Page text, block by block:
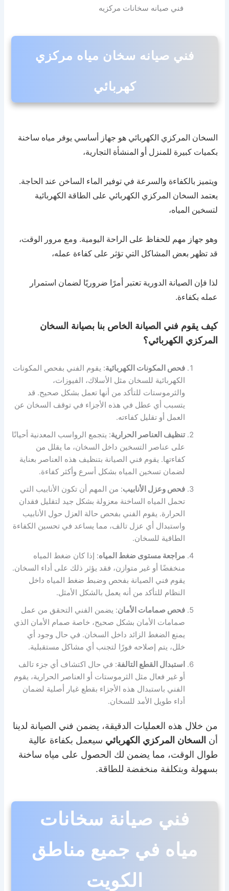
فني صيانه سخانات مركزيه
فني صيانه سخان مياه مركزي
كهربائي
السخان المركزي الكهربائي هو جهاز أساسي يوفر مياه ساخنة
بكميات كبيرة للمنزل أو المنشأة التجارية،
ويتميز بالكفاءة والسرعة في توفير الماء الساخن عند الحاجة.
يعتمد السخان المركزي الكهربائي على الطاقة الكهربائية
لتسخين المياه،
وهو جهاز مهم للحفاظ على الراحة اليومية. ومع مرور الوقت،
قد تظهر بعض المشاكل التي تؤثر على كفاءة عمله،
لذا فإن الصيانة الدورية تعتبر أمرًا ضروريًا لضمان استمرار
عمله بكفاءة.
كيف يقوم فني الصيانة الخاص بنا بصيانة السخان
المركزي الكهربائي؟
فحص المكونات الكهربائية: يقوم الفني بفحص المكونات
الكهربائية للسخان مثل الأسلاك، الفيوزات،
والثرموستات للتأكد من أنها تعمل بشكل صحيح. قد
يتسبب أي عطل في هذه الأجزاء في توقف السخان عن
العمل أو تقليل كفاءته.
تنظيف العناصر الحرارية: يتجمع الرواسب المعدنية أحيانًا
على عناصر التسخين داخل السخان، ما يقلل من
كفاءتها. يقوم فني الصيانة بتنظيف هذه العناصر بعناية
لضمان تسخين المياه بشكل أسرع وأكثر كفاءة.
فحص وعزل الأنابيب: من المهم أن تكون الأنابيب التي
تحمل المياه الساخنة معزولة بشكل جيد لتقليل فقدان
الحرارة. يقوم الفني بفحص حالة العزل حول الأنابيب
واستبدال أي عزل تالف، مما يساعد في تحسين الكفاءة
الطاقية للسخان.
مراجعة مستوى ضغط المياه: إذا كان ضغط المياه
منخفضًا أو غير متوازن، فقد يؤثر ذلك على أداء السخان.
يقوم فني الصيانة بفحص وضبط ضغط المياه داخل
النظام للتأكد من أنه يعمل بالشكل الأمثل.
فحص صمامات الأمان: يضمن الفني التحقق من عمل
صمامات الأمان بشكل صحيح، خاصة صمام الأمان الذي
يمنع الضغط الزائد داخل السخان. في حال وجود أي
خلل، يتم إصلاحه فورًا لتجنب أي مشاكل مستقبلية.
استبدال القطع التالفة: في حال اكتشاف أي جزء تالف
أو غير فعال مثل الثرموستات أو العناصر الحرارية، يقوم
الفني باستبدال هذه الأجزاء بقطع غيار أصلية لضمان
أداء طويل الأمد للسخان.
من خلال هذه العمليات الدقيقة، يضمن فني الصيانة لدينا
أن السخان المركزي الكهربائي سيعمل بكفاءة عالية
طوال الوقت، مما يضمن لك الحصول على مياه ساخنة
بسهولة وبتكلفة منخفضة للطاقة.
فني صيانة سخانات
مياه في جميع مناطق
الكويت